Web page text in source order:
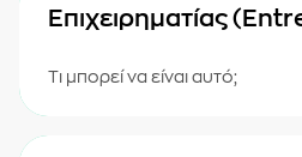
Επιχειρηματίας
Τι μπορεί να είναι αυτό;